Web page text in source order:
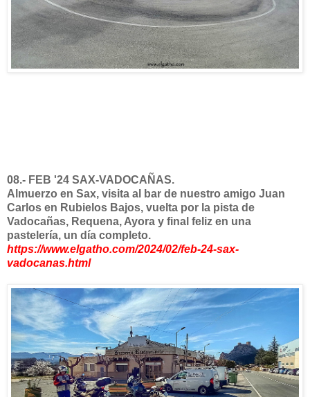
08.- FEB '24 SAX-VADOCAÑAS.
Almuerzo en Sax, visita al bar de nuestro amigo Juan
Carlos en Rubielos Bajos, vuelta por la pista de
Vadocañas, Requena, Ayora y final feliz en una
pastelería, un día completo.
https://www.elgatho.com/2024/02/feb-24-sax-
vadocanas.html